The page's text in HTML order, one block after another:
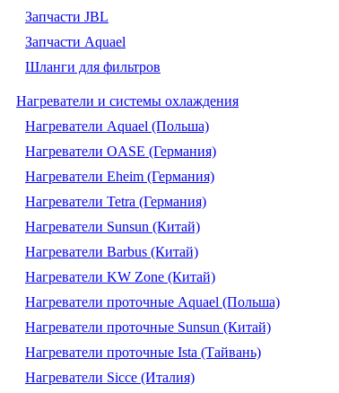
Запчасти JBL
Запчасти Aquael
Шланги для фильтров
Нагреватели и системы охлаждения
Нагреватели Aquael (Польша)
Нагреватели OASE (Германия)
Нагреватели Eheim (Германия)
Нагреватели Tetra (Германия)
Нагреватели Sunsun (Китай)
Нагреватели Barbus (Китай)
Нагреватели KW Zone (Китай)
Нагреватели проточные Aquael (Польша)
Нагреватели проточные Sunsun (Китай)
Нагреватели проточные Ista (Тайвань)
Нагреватели Sicce (Италия)